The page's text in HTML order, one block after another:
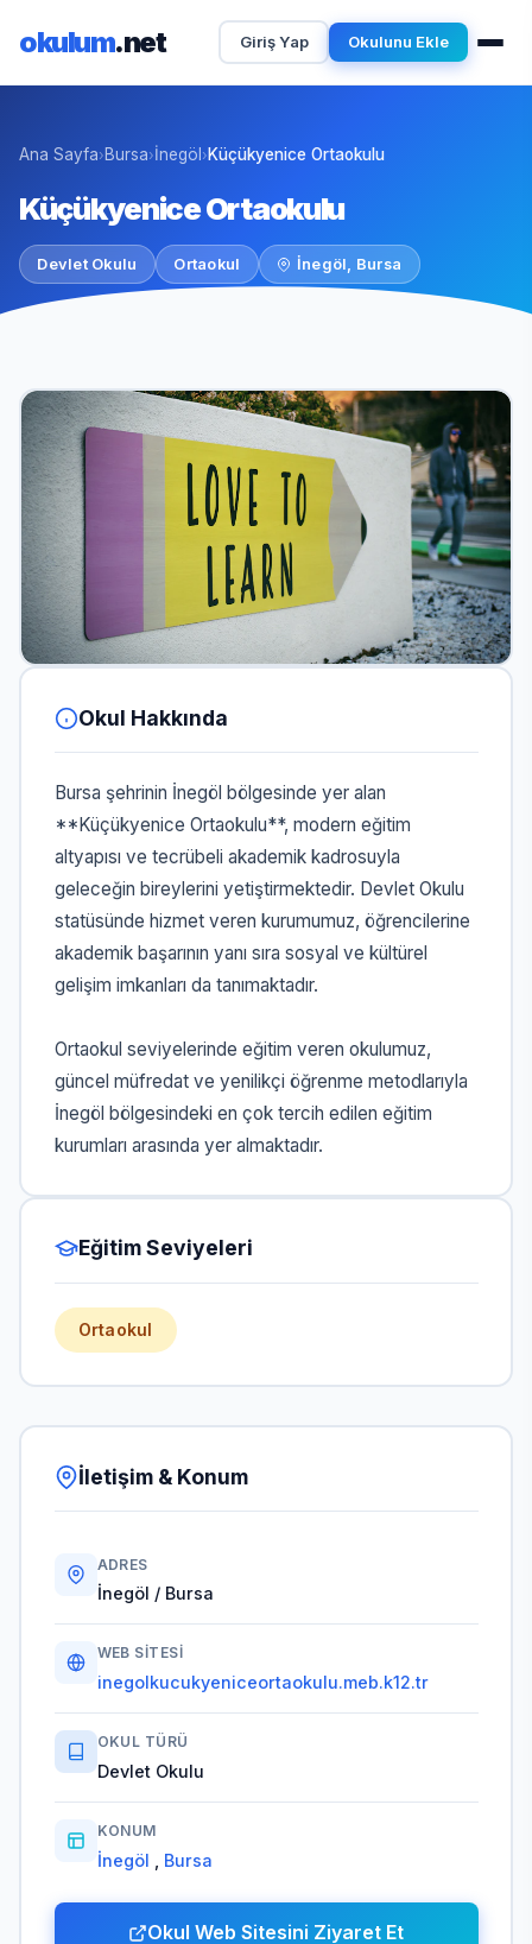
okulum.net Giriş Yap Okulunu Ekle
Ana Sayfa› Bursa›İnegöl › Küçükyenice Ortaokulu
Küçükyenice Ortaokulu
Devlet Okulu Ortaokul İnegöl, Bursa
Okul Hakkında
Bursa şehrinin İnegöl bölgesinde yer alan
**Küçükyenice Ortaokulu**, modern eğitim
altyapısı ve tecrübeli akademik kadrosuyla
geleceğin bireylerini yetiştirmektedir. Devlet Okulu
statüsünde hizmet veren kurumumuz, öğrencilerine
akademik başarının yanı sıra sosyal ve kültürel
gelişim imkanları da tanımaktadır.
Ortaokul seviyelerinde eğitim veren okulumuz,
güncel müfredat ve yenilikçi öğrenme metodlarıyla
İnegöl bölgesindeki en çok tercih edilen eğitim
kurumları arasında yer almaktadır.
Eğitim Seviyeleri
Ortaokul
İletişim & Konum
ADRES
İnegöl / Bursa
WEB SITESI
inegolkucukyeniceortaokulu.meb.k12.tr
OKUL TÜRÜ
Devlet Okulu
KONUM
İnegöl Bursa
Okul Web Sitesini Ziyaret Et